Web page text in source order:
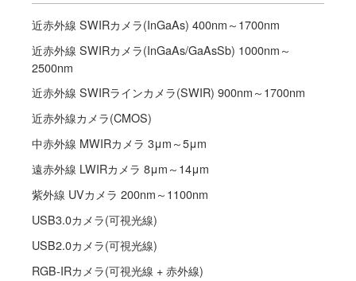
近赤外線 SWIRカメラ(InGaAs) 400nm～1700nm
近赤外線 SWIRカメラ(InGaAs/GaAsSb) 1000nm～
2500nm
近赤外線 SWIRラインカメラ(SWIR) 900nm～1700nm
近赤外線カメラ(CMOS)
中赤外線 MWIRカメラ 3μm～5μm
遠赤外線 LWIRカメラ 8μm～14μm
紫外線 UVカメラ 200nm～1100nm
USB3.0カメラ(可視光線)
USB2.0カメラ(可視光線)
RGB-IRカメラ(可視光線 + 赤外線)